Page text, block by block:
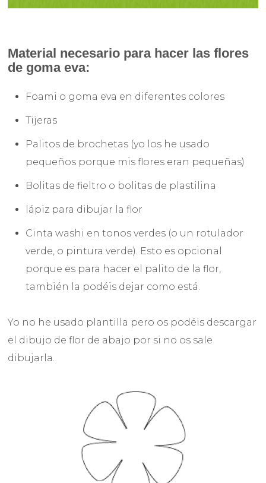
Material necesario para hacer las flores
de goma eva:
Foami o goma eva en diferentes colores
Tijeras
Palitos de brochetas (yo los he usado
pequeños porque mis flores eran pequeñas)
Bolitas de fieltro o bolitas de plastilina
lápiz para dibujar la flor
Cinta washi en tonos verdes (o un rotulador
verde, o pintura verde). Esto es opcional
porque es para hacer el palito de la flor,
también la podéis dejar como está.
Yo no he usado plantilla pero os podéis descargar
el dibujo de flor de abajo por si no os sale
dibujarla.